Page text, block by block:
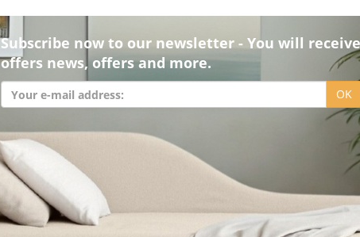
Subscribe now to our newsletter - You will
offers news, offers and more.
OK